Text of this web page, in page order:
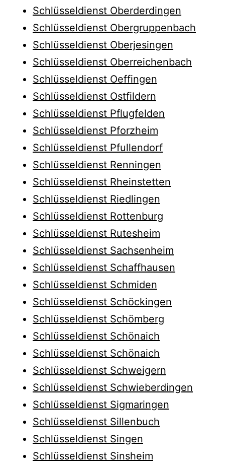
Schlüsseldienst Oberderdingen
Schlüsseldienst Obergruppenbach
Schlüsseldienst Oberjesingen
Schlüsseldienst Oberreichenbach
Schlüsseldienst Oeffingen
Schlüsseldienst Ostfildern
Schlüsseldienst Pflugfelden
Schlüsseldienst Pforzheim
Schlüsseldienst Pfullendorf
Schlüsseldienst Renningen
Schlüsseldienst Rheinstetten
Schlüsseldienst Riedlingen
Schlüsseldienst Rottenburg
Schlüsseldienst Rutesheim
Schlüsseldienst Sachsenheim
Schlüsseldienst Schaffhausen
Schlüsseldienst Schmiden
Schlüsseldienst Schöckingen
Schlüsseldienst Schömberg
Schlüsseldienst Schönaich
Schlüsseldienst Schönaich
Schlüsseldienst Schweigern
Schlüsseldienst Schwieberdingen
Schlüsseldienst Sigmaringen
Schlüsseldienst Sillenbuch
Schlüsseldienst Singen
Schlüsseldienst Sinsheim